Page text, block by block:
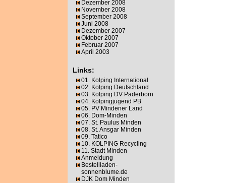
Dezember 2008
November 2008
September 2008
Juni 2008
Dezember 2007
Oktober 2007
Februar 2007
April 2003
Links:
01. Kolping International
02. Kolping Deutschland
03. Kolping DV Paderborn
04. Kolpingjugend PB
05. PV Mindener Land
06. Dom-Minden
07. St. Paulus Minden
08. St. Ansgar Minden
09. Tatico
10. KOLPING Recycling
11. Stadt Minden
Anmeldung
Bestellladen-
sonnenblume.de
DJK Dom Minden